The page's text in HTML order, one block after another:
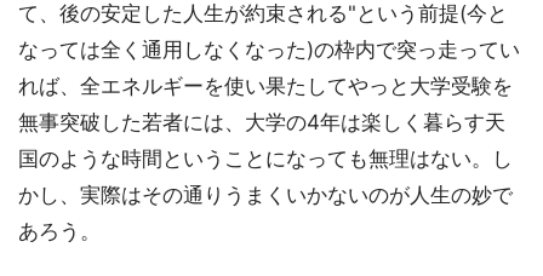
て、後の安定した人生が約束される"という前提(今と
なっては全く通用しなくなった)の枠内で突っ走ってい
れば、全エネルギーを使い果たしてやっと大学受験を
無事突破した若者には、大学の4年は楽しく暮らす天
国のような時間ということになっても無理はない。し
かし、実際はその通りうまくいかないのが人生の妙で
あろう。